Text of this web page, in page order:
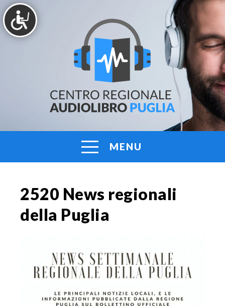
Vai
al
contenuto
AUDIOLIBRO
PUGLIA
Centro
Regionale
Puglia
MENU
2520 News regionali
della Puglia